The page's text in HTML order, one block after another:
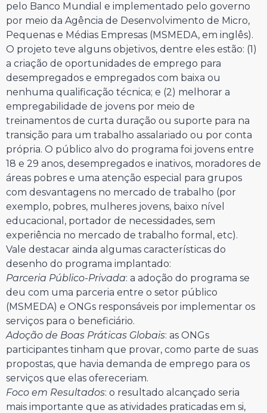
pelo Banco Mundial e implementado pelo governo
por meio da Agência de Desenvolvimento de Micro,
Pequenas e Médias Empresas (MSMEDA, em inglês).
O projeto teve alguns objetivos, dentre eles estão: (1)
a criação de oportunidades de emprego para
desempregados e empregados com baixa ou
nenhuma qualificação técnica; e (2) melhorar a
empregabilidade de jovens por meio de
treinamentos de curta duração ou suporte para na
transição para um trabalho assalariado ou por conta
própria. O público alvo do programa foi jovens entre
18 e 29 anos, desempregados e inativos, moradores de
áreas pobres e uma atenção especial para grupos
com desvantagens no mercado de trabalho (por
exemplo, pobres, mulheres jovens, baixo nível
educacional, portador de necessidades, sem
experiência no mercado de trabalho formal, etc).
Vale destacar ainda algumas características do
desenho do programa implantado:
Parceria Público-Privada: a adoção do programa se
deu com uma parceria entre o setor público
(MSMEDA) e ONGs responsáveis por implementar os
serviços para o beneficiário.
Adoção de Boas Práticas Globais: as ONGs
participantes tinham que provar, como parte de suas
propostas, que havia demanda de emprego para os
serviços que elas ofereceriam.
Foco em Resultados: o resultado alcançado seria
mais importante que as atividades praticadas em si,